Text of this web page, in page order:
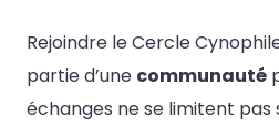
Rejoindre le Cercle
partie d’une communauté
échanges ne se limitent pas